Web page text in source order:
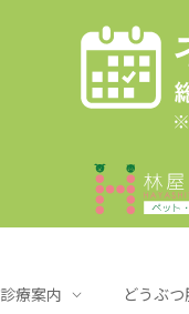
診療案内 どうぶ